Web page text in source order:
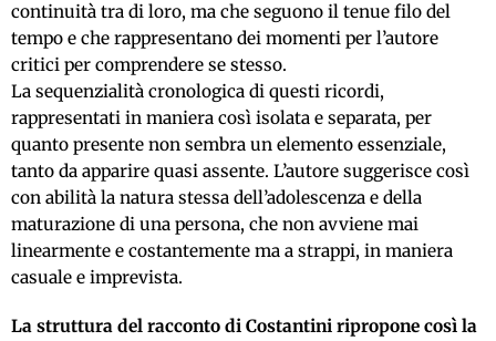
continuità tra di loro, ma che seguono il tenue filo del
tempo e che rappresentano dei momenti per l’autore
critici per comprendere se stesso.
La sequenzialità cronologica di questi ricordi,
rappresentati in maniera così isolata e separata, per
quanto presente non sembra un elemento essenziale,
tanto da apparire quasi assente. L’autore suggerisce così
con abilità la natura stessa dell’adolescenza e della
maturazione di una persona, che non avviene mai
linearmente e costantemente ma a strappi, in maniera
casuale e imprevista.
La struttura del racconto di Costantini ripropone così la